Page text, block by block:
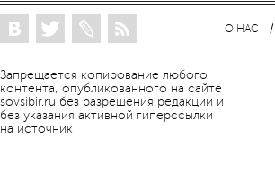
Запрещается копирование любого
контента, опубликованного на сайте
sovsibir.ru без разрешения редакции и
без указания активной гиперссылки
на источник
О НАС